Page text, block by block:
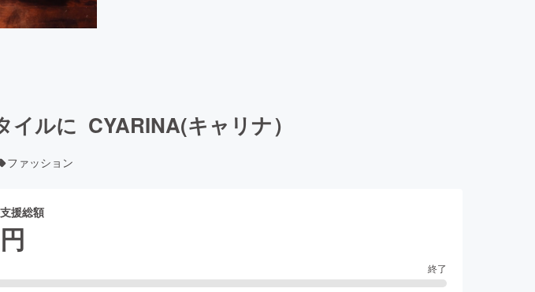
ルに ︎ CYARINA(キャリナ）
ファッション
援総額
円
終了